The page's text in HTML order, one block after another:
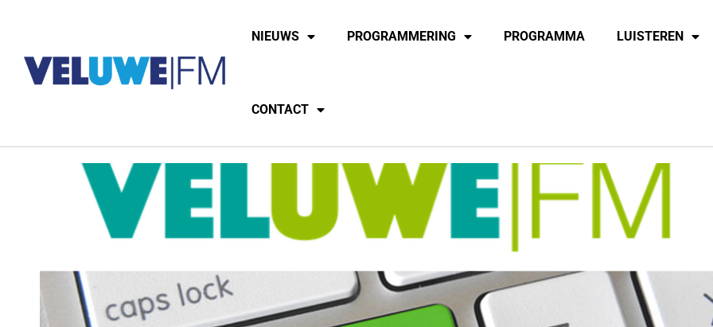
NIEUWS PROGRAMMERING PROGRAMMA LUISTEREN
CONTACT